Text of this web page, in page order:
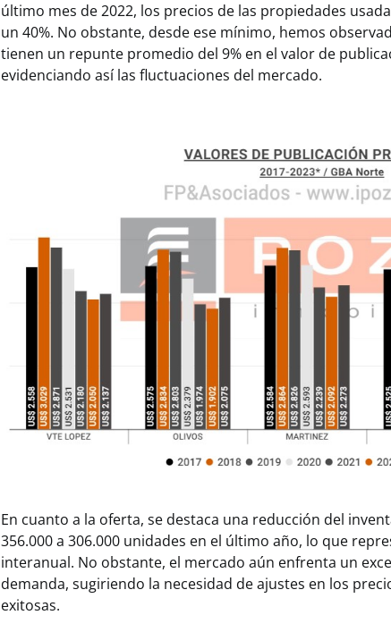
último mes de 2022, los precios de las propiedades
un 40%. No obstante, desde ese mínimo, hemos
tienen un repunte promedio del 9% en el valor de
evidenciando así las fluctuaciones del mercado.
En cuanto a la oferta, se destaca una reducción del
356.000 a 306.000 unidades en el último año, lo que
interanual. No obstante, el mercado aún enfrenta un
demanda, sugiriendo la necesidad de ajustes en los
exitosas.